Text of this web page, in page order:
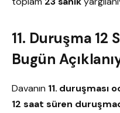
11. Duruşma 12
Bugün
Davanın 11. duruşması
12 saat süren